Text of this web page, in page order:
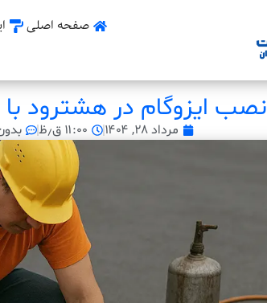
صفحه اصلی
نصب ایزوگام در هشترود با
مرداد ۲۸, ۱۴۰۴ ۱۱:۰۰ ق٫ظ